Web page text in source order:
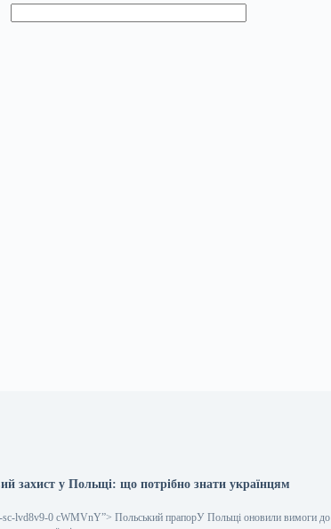
захист у Польщі: що потрібно знати українцям
sc-lvd8v9-0 cWMVnY”> Польський прапорУ Польщі оновили вимоги до